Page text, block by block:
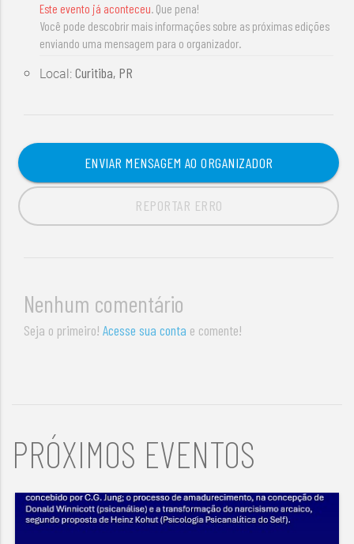
Este evento já aconteceu. Que pena!
Você pode descobrir mais informações sobre as próximas edições
enviando uma mensagem para o organizador.
Local:Curitiba, PR
ENVIAR MENSAGEM AO ORGANIZADOR
REPORTAR ERRO
Nenhum comentário
Seja o primeiro!Acesse sua conta e comente!
PRÓXIMOS EVENTOS